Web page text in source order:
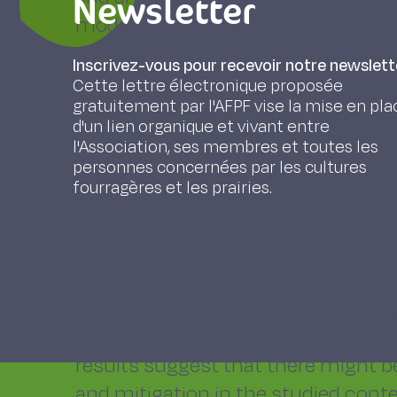
model. This model allowed the
and adapted co-designed
reduced livestock density and
overcome two consecutive years
driest years over 2041-2060.
higher fuel consumption which
Cost of the feeding systems
higher than initial systems based
footprints, estimated through
results suggest that there might
Newsletter
Inscrivez-vous pour recevoir notre
Cette lettre électronique proposée
gratuitement par l'AFPF vise la mise en
d'un lien organique et vivant entre
l'Association, ses membres et toutes les
personnes concernées par les cultures
fourragères et les prairies.